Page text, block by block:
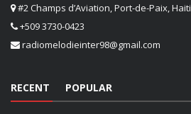
#2 Champs d’Aviation, Port-de-Paix, Haiti
+509 3730-0423
radiomelodieinter98@gmail.com
RECENT POPULAR